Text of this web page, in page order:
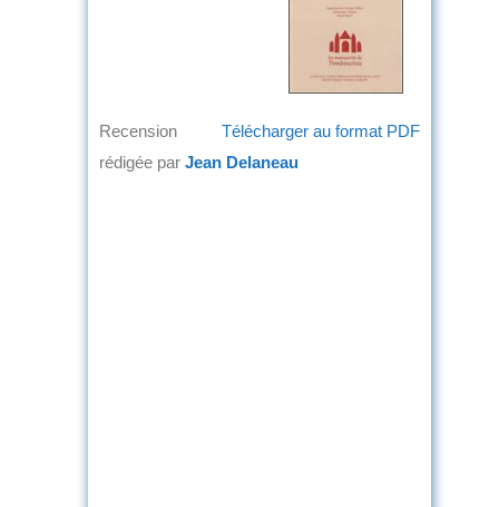
Télécharger au format PDF
Recension
rédigée par Jean Delaneau